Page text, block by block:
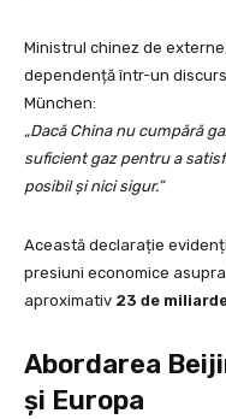
Ministrul chinez de
dependență într-un
München:
„Dacă China nu cumpără
suficient gaz pentru a
posibil și nici sigur.”
Această declarație
presiuni economice
aproximativ 23 de
Abordarea
și Europa